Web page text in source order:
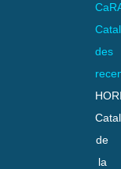
des
de
la